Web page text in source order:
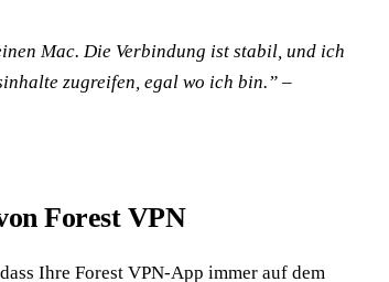
Mac. Die Verbindung ist stabil, und ich
zugreifen, egal wo ich bin.” –
Forest VPN
Ihre Forest VPN-App immer auf dem